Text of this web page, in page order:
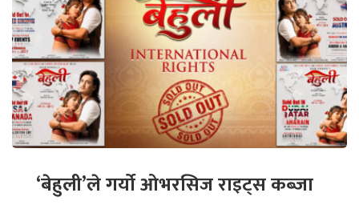
‘बेहुली’ले गर्यो ओभरसिज राइट्स कब्जा